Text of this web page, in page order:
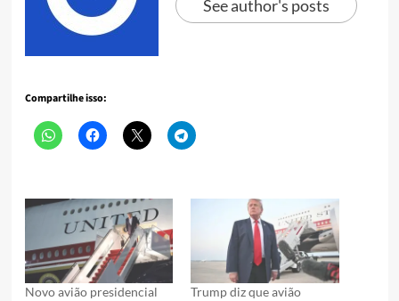
See author's posts
Compartilhe isso:
Novo avião presidencial
Trump diz que avião